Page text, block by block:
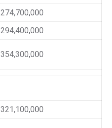
274,700,000
294,400,000
354,300,000
321,100,000